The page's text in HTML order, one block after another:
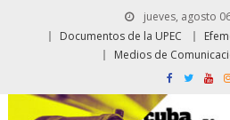
jueves, agosto
Documentos de la UPEC
Medios de